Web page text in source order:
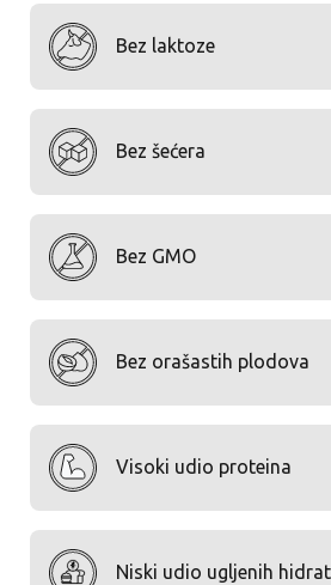
Bez laktoze
Bez šećera
Bez GMO
Bez orašastih plodova
Visoki udio proteina
Niski udio ugljenih